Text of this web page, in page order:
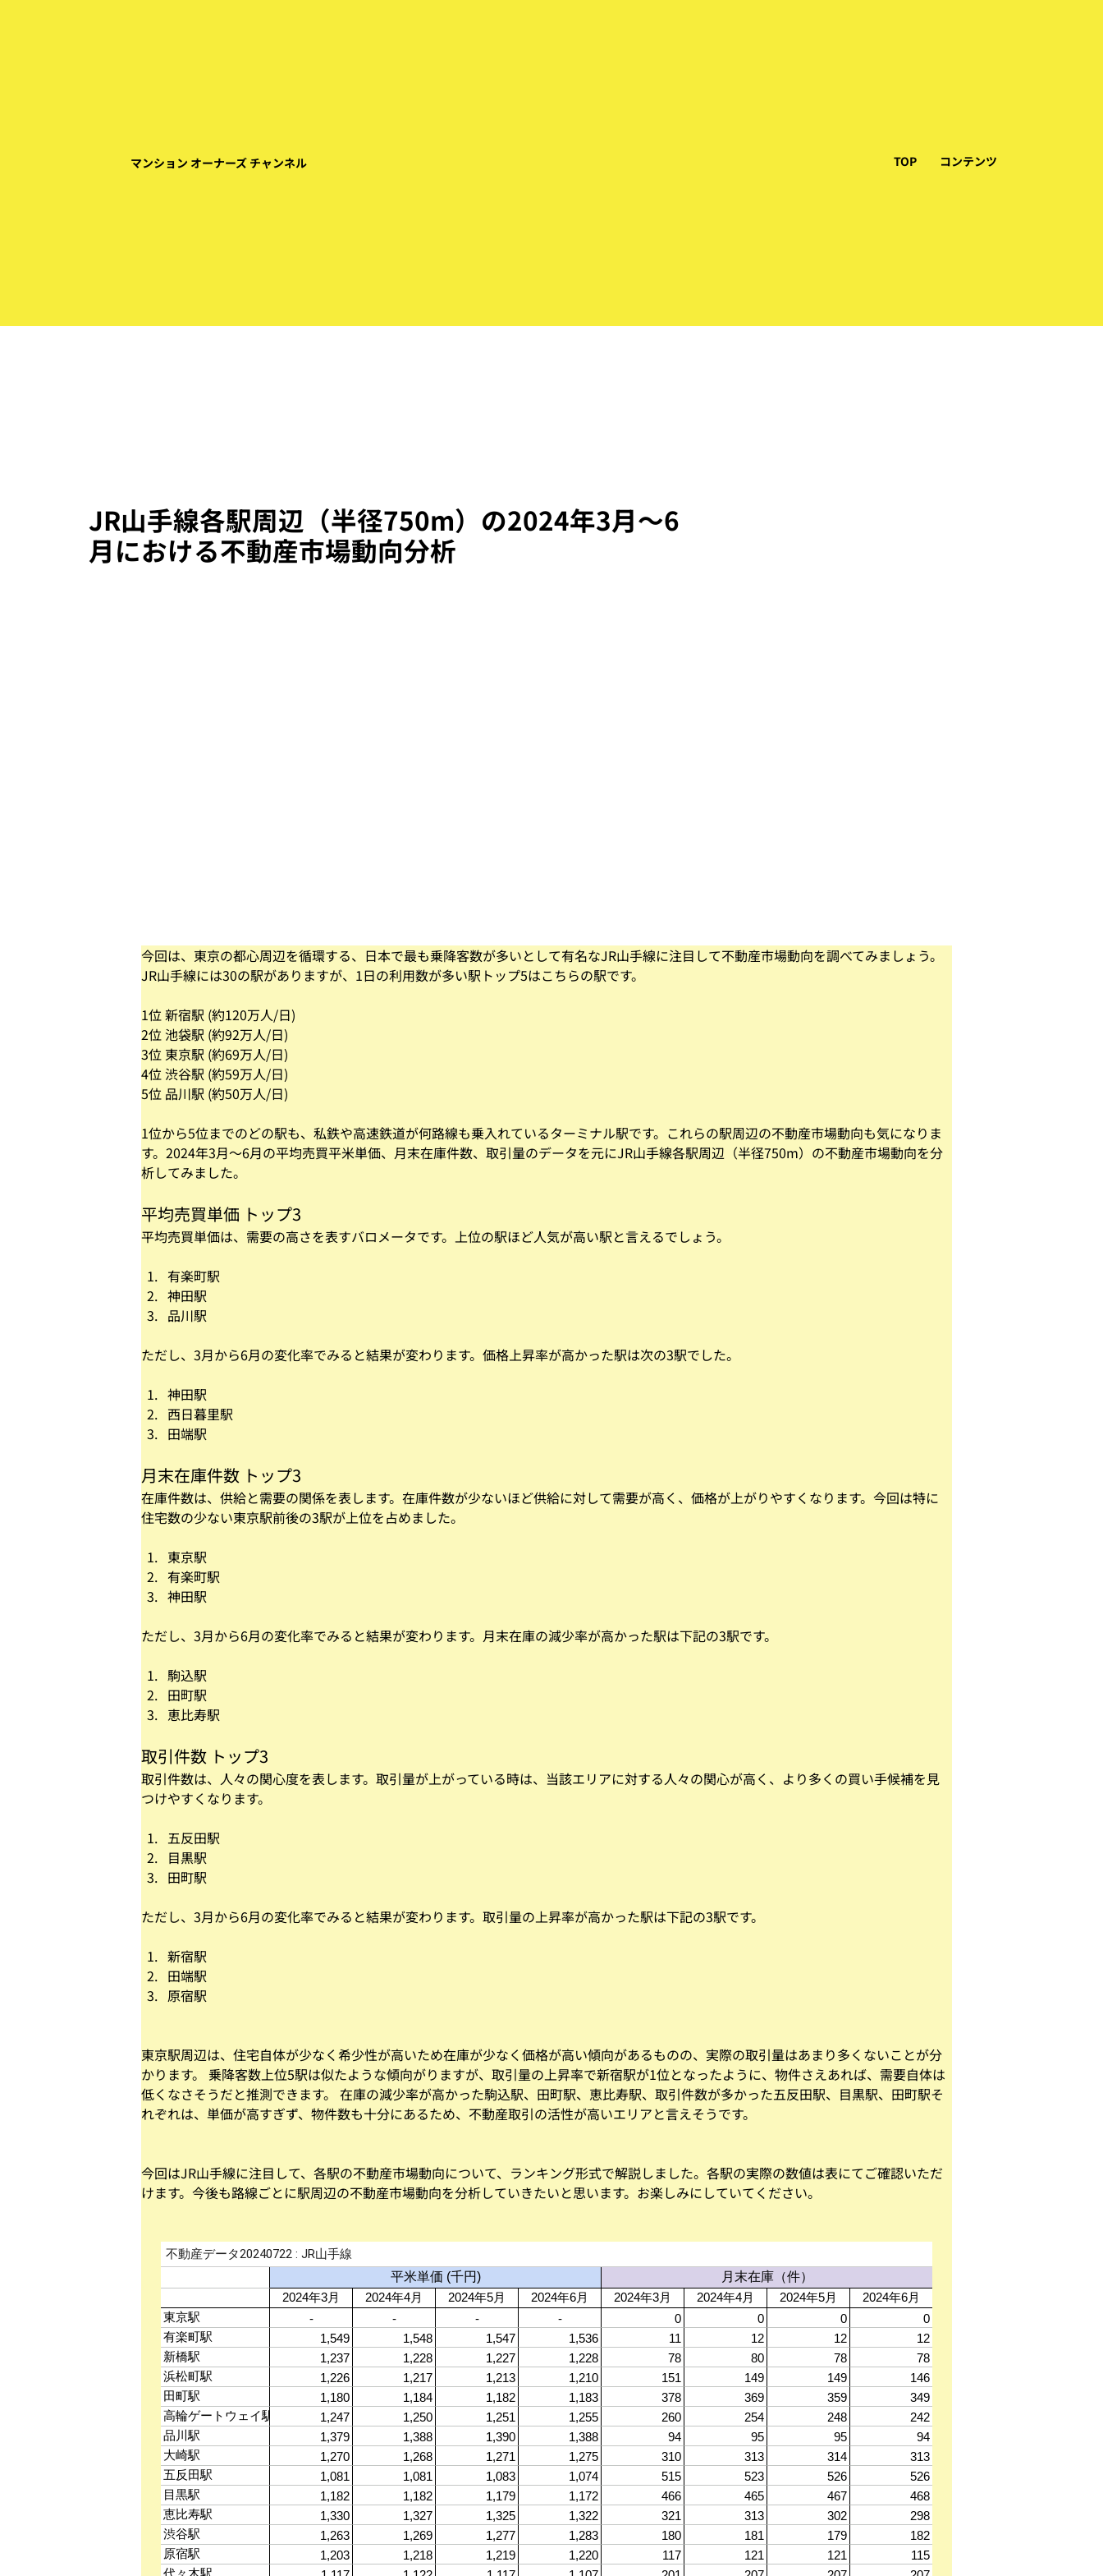
マンション オーナーズ チャンネル TOP コンテンツ
JR山手線各駅周辺（半径750m）の2024年3月～6
月における不動産市場動向分析
今回は、東京の都心周辺を循環する、日本で最も乗降客数が多いとして有名なJR山手線に注目して不動産市場動向を調べてみましょう。
JR山手線には30の駅がありますが、1日の利用数が多い駅トップ5はこちらの駅です。
1位 新宿駅 (約120万人/日)
2位 池袋駅 (約92万人/日)
3位 東京駅 (約69万人/日)
4位 渋谷駅 (約59万人/日)
5位 品川駅 (約50万人/日)
1位から5位までのどの駅も、私鉄や高速鉄道が何路線も乗入れているターミナル駅です。これらの駅周辺の不動産市場動向も気になりま
す。2024年3月～6月の平均売買平米単価、月末在庫件数、取引量のデータを元にJR山手線各駅周辺（半径750m）の不動産市場動向を分
析してみました。
平均売買単価 トップ3
平均売買単価は、需要の高さを表すバロメータです。上位の駅ほど人気が高い駅と言えるでしょう。
有楽町駅
神田駅
品川駅
ただし、3月から6月の変化率でみると結果が変わります。価格上昇率が高かった駅は次の3駅でした。
神田駅
西日暮里駅
田端駅
月末在庫件数 トップ3
在庫件数は、供給と需要の関係を表します。在庫件数が少ないほど供給に対して需要が高く、価格が上がりやすくなります。今回は特に
住宅数の少ない東京駅前後の3駅が上位を占めました。
東京駅
有楽町駅
神田駅
ただし、3月から6月の変化率でみると結果が変わります。月末在庫の減少率が高かった駅は下記の3駅です。
駒込駅
田町駅
恵比寿駅
取引件数 トップ3
取引件数は、人々の関心度を表します。取引量が上がっている時は、当該エリアに対する人々の関心が高く、より多くの買い手候補を見
つけやすくなります。
五反田駅
目黒駅
田町駅
ただし、3月から6月の変化率でみると結果が変わります。取引量の上昇率が高かった駅は下記の3駅です。
新宿駅
田端駅
原宿駅
東京駅周辺は、住宅自体が少なく希少性が高いため在庫が少なく価格が高い傾向があるものの、実際の取引量はあまり多くないことが分
かります。 乗降客数上位5駅は似たような傾向がりますが、取引量の上昇率で新宿駅が1位となったように、物件さえあれば、需要自体は
低くなさそうだと推測できます。 在庫の減少率が高かった駒込駅、田町駅、恵比寿駅、取引件数が多かった五反田駅、目黒駅、田町駅そ
れぞれは、単価が高すぎず、物件数も十分にあるため、不動産取引の活性が高いエリアと言えそうです。
今回はJR山手線に注目して、各駅の不動産市場動向について、ランキング形式で解説しました。各駅の実際の数値は表にてご確認いただ
けます。今後も路線ごとに駅周辺の不動産市場動向を分析していきたいと思います。お楽しみにしていてください。